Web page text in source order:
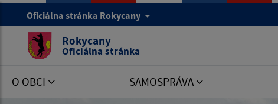
Oficiálna stránka Rokycany
Rokycany
Oficiálna stránka
O OBCI SAMOSPRÁVA